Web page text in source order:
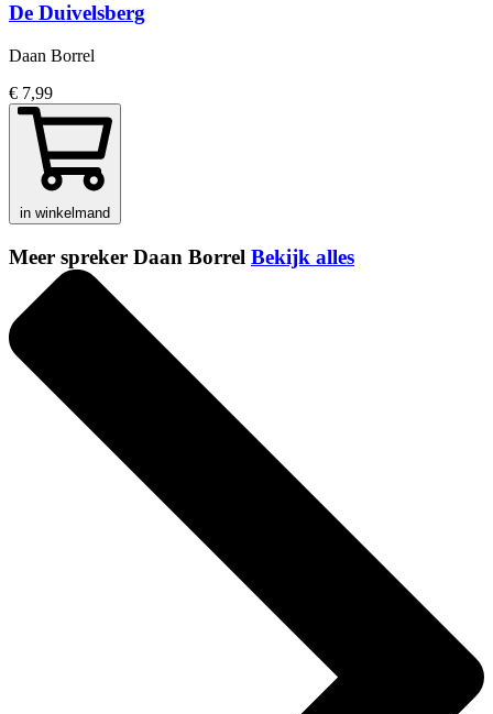
De Duivelsberg
Daan Borrel
€ 7,99
in winkelmand
Meer spreker Daan Borrel Bekijk alles